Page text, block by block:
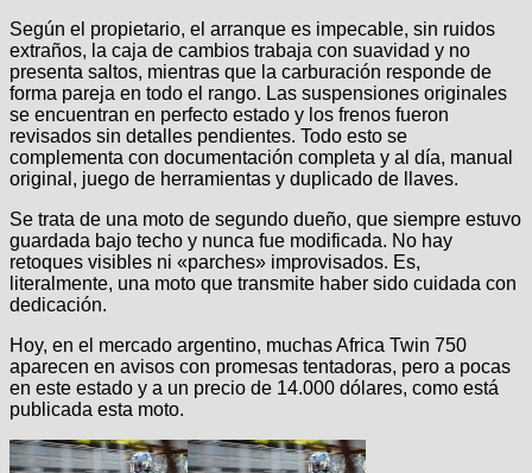
Según el propietario, el arranque es impecable, sin ruidos
extraños, la caja de cambios trabaja con suavidad y no
presenta saltos, mientras que la carburación responde de
forma pareja en todo el rango. Las suspensiones originales
se encuentran en perfecto estado y los frenos fueron
revisados sin detalles pendientes. Todo esto se
complementa con documentación completa y al día, manual
original, juego de herramientas y duplicado de llaves.
Se trata de una moto de segundo dueño, que siempre estuvo
guardada bajo techo y nunca fue modificada. No hay
retoques visibles ni «parches» improvisados. Es,
literalmente, una moto que transmite haber sido cuidada con
dedicación.
Hoy, en el mercado argentino, muchas Africa Twin 750
aparecen en avisos con promesas tentadoras, pero a pocas
en este estado y a un precio de 14.000 dólares, como está
publicada esta moto.